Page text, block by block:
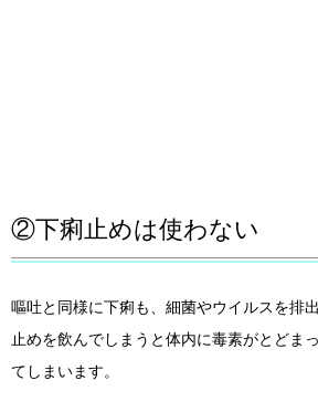
②下痢止めは使わない
嘔吐と同様に下痢も、細菌やウイルスを排
止めを飲んでしまうと体内に毒素がとどま
てしまいます。